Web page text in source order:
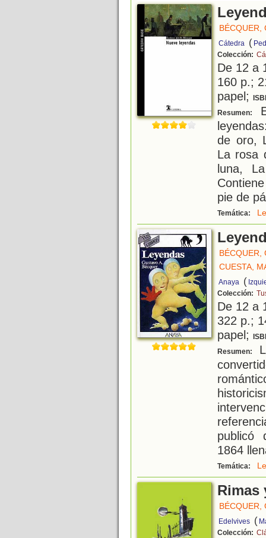
BÉCQUER,
Cátedra (
Colección:
De 12 a
160 p.;
papel;
Resumen:
de oro,
La rosa
luna,
pie de
Temática:
BÉCQUER,
CUESTA,
Anaya (
Colección:
De 12 a
322 p.;
papel;
Resumen:
publicó
1864
Temática:
Rimas
BÉCQUER,
Edelvives (
Colección: